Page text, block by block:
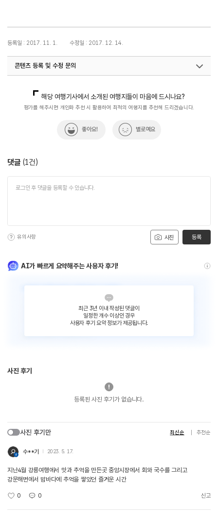
등록일 : 2017. 11. 1. 수정일 : 2017. 12. 14.
콘텐츠 등록 및 수정 문의
해당 여행기사에서 소개된 여행지들이 마음에 드시나요?
평가를 해주시면 개인화 추천 시 활용하여 최적의 여행지를 추천해 드리겠습니다.
좋아요! 별로예요
댓글 (1건)
사진
유의사항 등록
AI가 빠르게 요약해주는 사용자 후기!
최근 3년 이내 작성된 댓글이
일정한 개수 이상인 경우
사용자 후기 요약 정보가 제공됩니다.
사진 후기
등록된 사진 후기가 없습니다.
사진 후기만 최신순 추천순
수**기 2023. 5. 17.
지난4월 강릉여행에서 맛과 추억을 만든곳 중앙시장에서 회와 국수를 그리고
강문해변에서 밤바다에 추억을 쌓았던 즐거운 시간
0 0 신고